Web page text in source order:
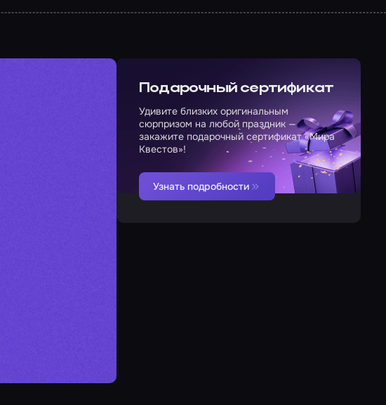
Подарочный сертификат
Удивите близких оригинальным
сюрпризом на любой праздник —
закажите подарочный сертификат «Мира
Квестов»!
Узнать подробности